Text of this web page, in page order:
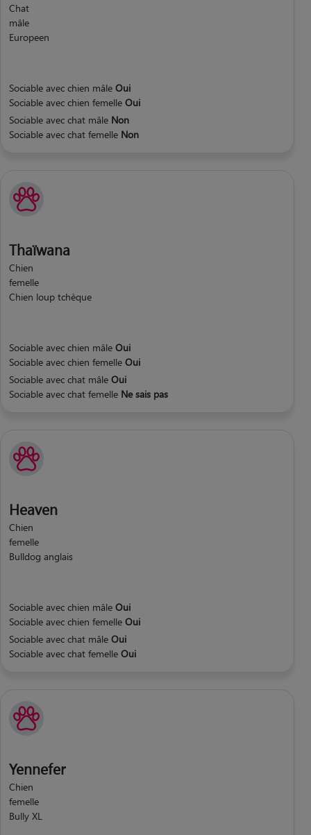
Chat
mâle
Europeen
Sociable avec chien mâle Oui
Sociable avec chien femelle Oui
Sociable avec chat mâle Non
Sociable avec chat femelle Non
Thaïwana
Chien
femelle
Chien loup tchèque
Sociable avec chien mâle Oui
Sociable avec chien femelle Oui
Sociable avec chat mâle Oui
Sociable avec chat femelle Ne sais pas
Heaven
Chien
femelle
Bulldog anglais
Sociable avec chien mâle Oui
Sociable avec chien femelle Oui
Sociable avec chat mâle Oui
Sociable avec chat femelle Oui
Yennefer
Chien
femelle
Bully XL